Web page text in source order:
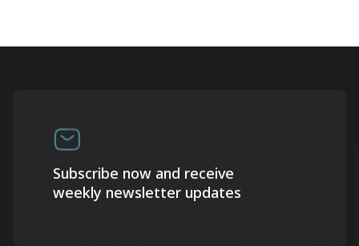
Subscribe now and receive
weekly newsletter updates